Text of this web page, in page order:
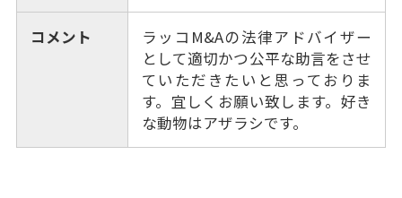
コメント
ラッコM&Aの法律アドバイザー
として適切かつ公平な助言をさせ
ていただきたいと思っておりま
す。宜しくお願い致します。好き
な動物はアザラシです。